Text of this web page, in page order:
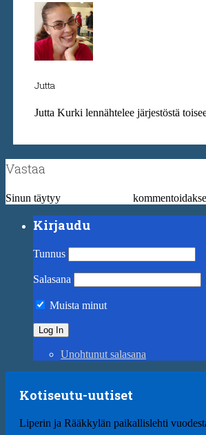
Jutta
Jutta Kurki lennähtelee järjestöstä
Vastaa
Sinun täytyy
Kirjaudu
Tunnus
Salasana
Muista minut
Unohtunut salasana
Kotiseutu-uutiset
Liperin ja Rääkkylän paikallislehti